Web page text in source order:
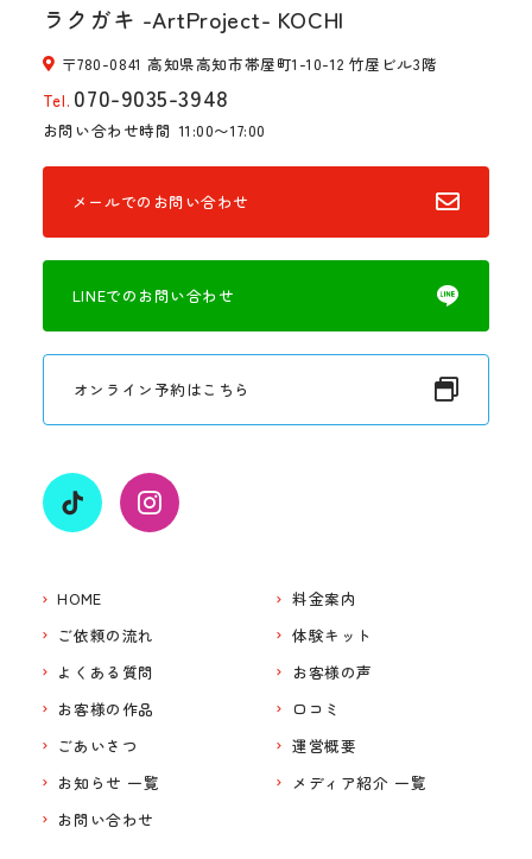
ラクガキ -ArtProject- KOCHI
〒780-0841 高知県高知市帯屋町1-10-12 竹屋ビル3階
Tel. 070-9035-3948
お問い合わせ時間 11:00〜17:00
メールでのお問い合わせ
LINEでのお問い合わせ
オンライン予約はこちら
HOME
料金案内
ご依頼の流れ
体験キット
よくある質問
お客様の声
お客様の作品
口コミ
ごあいさつ
運営概要
お知らせ 一覧
メディア紹介 一覧
お問い合わせ